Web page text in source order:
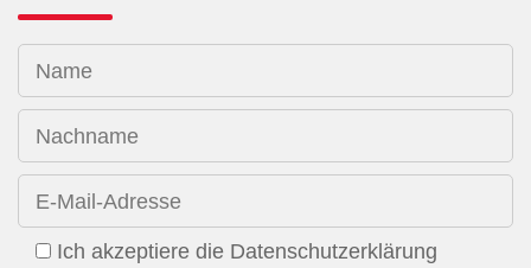
Name
Nachname
E-Mail-Adresse
Ich akzeptiere die Datenschutzerklärung